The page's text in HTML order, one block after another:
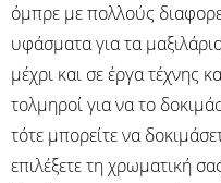
όμπρε με πολλούς
υφάσματα για τα
μέχρι και σε έργα τέχνης
τολμηροί για να το
τότε μπορείτε να
επιλέξετε τη χρωματική